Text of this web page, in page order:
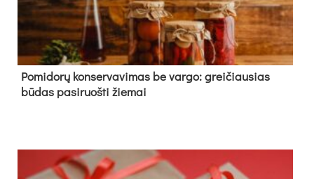
Pomidorų konservavimas be vargo: greičiausias
būdas pasiruošti žiemai